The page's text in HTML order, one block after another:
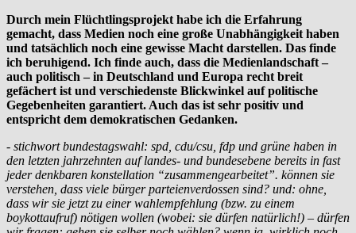
Durch mein Flüchtlingsprojekt habe ich die Erfahrung
gemacht, dass Medien noch eine große Unabhängigkeit haben
und tatsächlich noch eine gewisse Macht darstellen. Das finde
ich beruhigend. Ich finde auch, dass die Medienlandschaft –
auch politisch – in Deutschland und Europa recht breit
gefächert ist und verschiedenste Blickwinkel auf politische
Gegebenheiten garantiert. Auch das ist sehr positiv und
entspricht dem demokratischen Gedanken.
- stichwort bundestagswahl: spd, cdu/csu, fdp und grüne haben in
den letzten jahrzehnten auf landes- und bundesebene bereits in fast
jeder denkbaren konstellation “zusammengearbeitet”. können sie
verstehen, dass viele bürger parteienverdossen sind? und: ohne,
dass wir sie jetzt zu einer wahlempfehlung (bzw. zu einem
boykottaufruf) nötigen wollen (wobei: sie dürfen natürlich!) – dürfen